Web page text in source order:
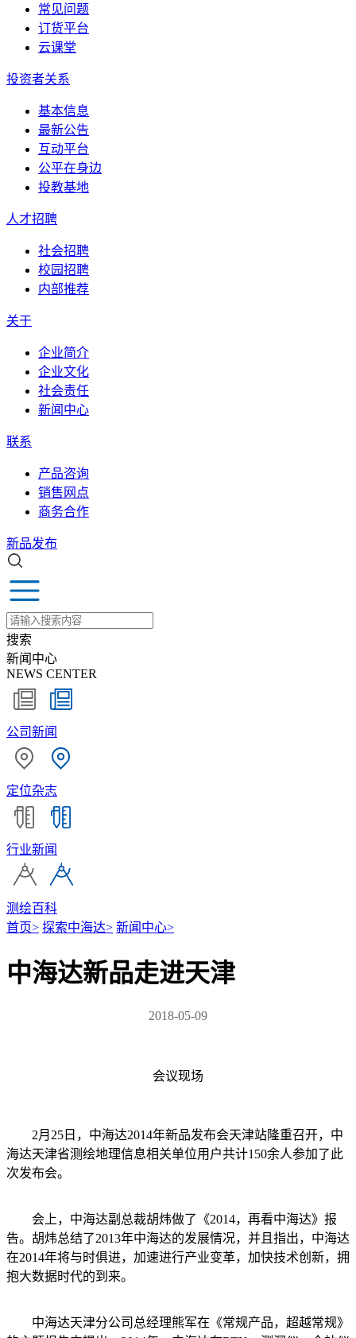
常见问题
订货平台
云课堂
投资者关系
基本信息
最新公告
互动平台
公平在身边
投教基地
人才招聘
社会招聘
校园招聘
内部推荐
关于
企业简介
企业文化
社会责任
新闻中心
联系
产品咨询
销售网点
商务合作
新品发布
搜索
新闻中心
NEWS CENTER
公司新闻
定位杂志
行业新闻
测绘百科
首页> 探索中海达> 新闻中心>
中海达新品走进天津
2018-05-09
会议现场
2月25日，中海达2014年新品发布会天津站隆重召开，中
海达天津省测绘地理信息相关单位用户共计150余人参加了此
次发布会。
会上，中海达副总裁胡炜做了《2014，再看中海达》报
告。胡炜总结了2013年中海达的发展情况，并且指出，中海达
在2014年将与时俱进，加速进行产业变革，加快技术创新，拥
抱大数据时代的到来。
中海达天津分公司总经理熊军在《常规产品，超越常规》